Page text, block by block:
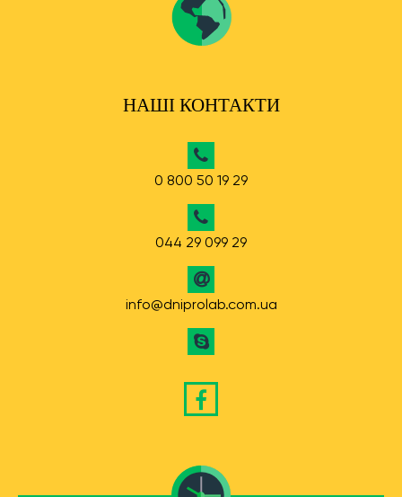
НАШІ КОНТАКТИ
0 800 50 19 29
044 29 099 29
info@dniprolab.com.ua